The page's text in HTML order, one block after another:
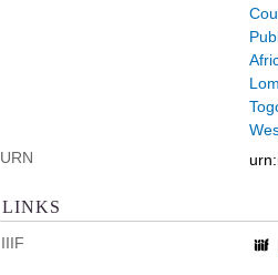
URN
LINKS
IIIF